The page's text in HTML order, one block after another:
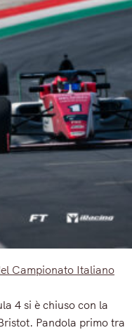
Campionato Italiano
4 si è chiuso con la
Pandola primo tra